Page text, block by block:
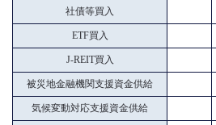
社債等買入
ETF買入
J-REIT買入
被災地金融機関支援資金供給
気候変動対応支援資金供給